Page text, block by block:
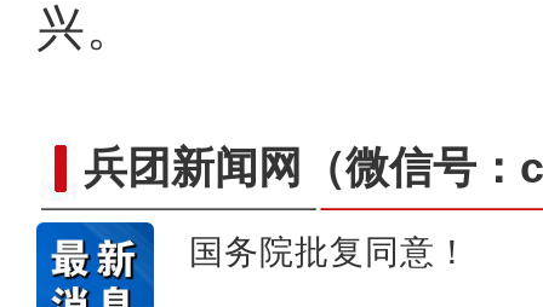
兴。
兵团新闻网 （微信号
国务院批复同意！
十年·数说 经济